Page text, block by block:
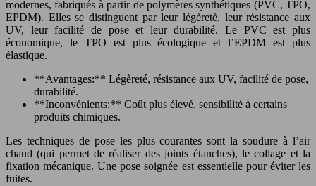
modernes, fabriqués à partir de polymères synthétiques (PVC, TPO,
EPDM). Elles se distinguent par leur légèreté, leur résistance aux
UV, leur facilité de pose et leur durabilité. Le PVC est plus
économique, le TPO est plus écologique et l’EPDM est plus
élastique.
**Avantages:** Légèreté, résistance aux UV, facilité de pose,
durabilité.
**Inconvénients:** Coût plus élevé, sensibilité à certains
produits chimiques.
Les techniques de pose les plus courantes sont la soudure à l’air
chaud (qui permet de réaliser des joints étanches), le collage et la
fixation mécanique. Une pose soignée est essentielle pour éviter les
fuites.